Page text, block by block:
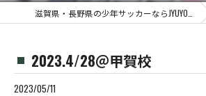
2023.4/28＠甲賀校
2023/05/11